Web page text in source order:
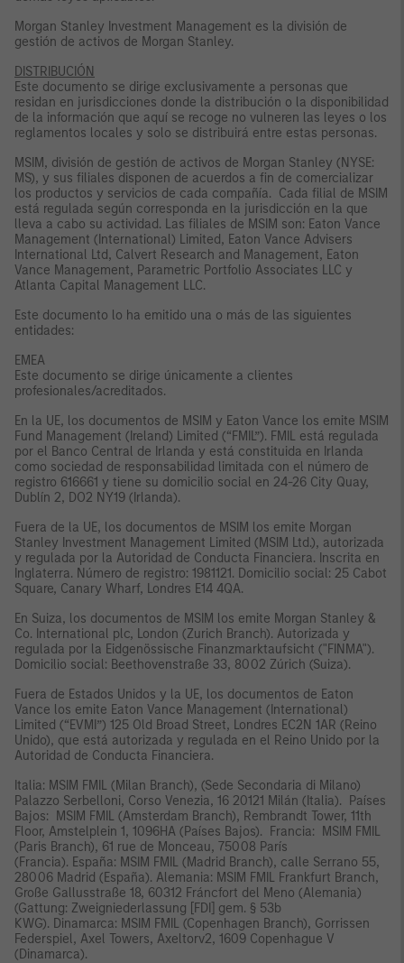
Morgan Stanley Investment Management es la división de
gestión de activos de Morgan Stanley.
DISTRIBUCIÓN
Este documento se dirige exclusivamente a personas que
residan en jurisdicciones donde la distribución o la disponibilidad
de la información que aquí se recoge no vulneren las leyes o los
reglamentos locales y solo se distribuirá entre estas personas.
MSIM, división de gestión de activos de Morgan Stanley (NYSE:
MS), y sus filiales disponen de acuerdos a fin de comercializar
los productos y servicios de cada compañía. Cada filial de MSIM
está regulada según corresponda en la jurisdicción en la que
lleva a cabo su actividad. Las filiales de MSIM son: Eaton Vance
Management (International) Limited, Eaton Vance Advisers
International Ltd, Calvert Research and Management, Eaton
Vance Management, Parametric Portfolio Associates LLC y
Atlanta Capital Management LLC.
Este documento lo ha emitido una o más de las siguientes
entidades:
EMEA
Este documento se dirige únicamente a clientes
profesionales/acreditados.
En la UE, los documentos de MSIM y Eaton Vance los emite MSIM
Fund Management (Ireland) Limited (“FMIL”). FMIL está regulada
por el Banco Central de Irlanda y está constituida en Irlanda
como sociedad de responsabilidad limitada con el número de
registro 616661 y tiene su domicilio social en 24-26 City Quay,
Dublín 2, DO2 NY19 (Irlanda).
Fuera de la UE, los documentos de MSIM los emite Morgan
Stanley Investment Management Limited (MSIM Ltd.), autorizada
y regulada por la Autoridad de Conducta Financiera. Inscrita en
Inglaterra. Número de registro: 1981121. Domicilio social: 25 Cabot
Square, Canary Wharf, Londres E14 4QA.
En Suiza, los documentos de MSIM los emite Morgan Stanley &
Co. International plc, London (Zurich Branch). Autorizada y
regulada por la Eidgenössische Finanzmarktaufsicht ("FINMA").
Domicilio social: Beethovenstraße 33, 8002 Zúrich (Suiza).
Fuera de Estados Unidos y la UE, los documentos de Eaton
Vance los emite Eaton Vance Management (International)
Limited (“EVMI”) 125 Old Broad Street, Londres EC2N 1AR (Reino
Unido), que está autorizada y regulada en el Reino Unido por la
Autoridad de Conducta Financiera.
Italia: MSIM FMIL (Milan Branch), (Sede Secondaria di Milano)
Palazzo Serbelloni, Corso Venezia, 16 20121 Milán (Italia). Países
Bajos: MSIM FMIL (Amsterdam Branch), Rembrandt Tower, 11th
Floor, Amstelplein 1, 1096HA (Países Bajos). Francia: MSIM FMIL
(Paris Branch), 61 rue de Monceau, 75008 París
(Francia). España: MSIM FMIL (Madrid Branch), calle Serrano 55,
28006 Madrid (España). Alemania: MSIM FMIL Frankfurt Branch,
Große Gallusstraße 18, 60312 Fráncfort del Meno (Alemania)
(Gattung: Zweigniederlassung [FDI] gem. § 53b
KWG). Dinamarca: MSIM FMIL (Copenhagen Branch), Gorrissen
Federspiel, Axel Towers, Axeltorv2, 1609 Copenhague V
(Dinamarca).